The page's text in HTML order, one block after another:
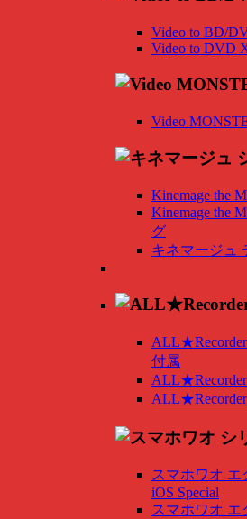
Video to BD/
Video to DVD
Video
Kinemage the
Kinemage the
グ
キネマージュ
付属
ALL★Recorder
スマホワオ エ
iOS Special
スマホワオ エ